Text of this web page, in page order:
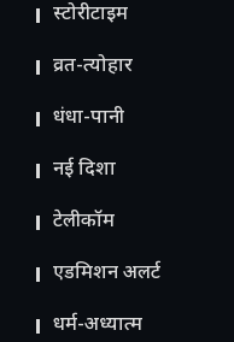
स्टोरीटाइम
व्रत-त्योहार
धंधा-पानी
नई दिशा
टेलीकॉम
ए​डमिशन अलर्ट
धर्म-अध्यात्म